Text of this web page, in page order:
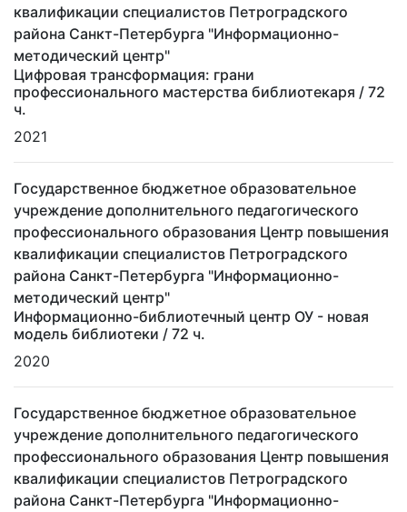
квалификации специалистов Петроградского
района Санкт-Петербурга "Информационно-
методический центр"
Цифровая трансформация: грани
профессионального мастерства библиотекаря / 72
ч.
2021
Государственное бюджетное образовательное
учреждение дополнительного педагогического
профессионального образования Центр повышения
квалификации специалистов Петроградского
района Санкт-Петербурга "Информационно-
методический центр"
Информационно-библиотечный центр ОУ - новая
модель библиотеки / 72 ч.
2020
Государственное бюджетное образовательное
учреждение дополнительного педагогического
профессионального образования Центр повышения
квалификации специалистов Петроградского
района Санкт-Петербурга "Информационно-